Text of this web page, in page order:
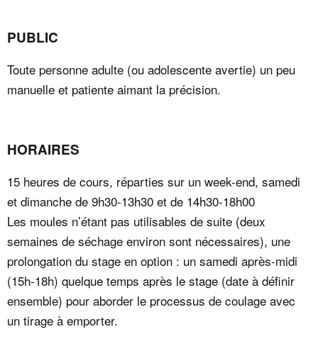
PUBLIC
Toute personne adulte (ou adolescente avertie) un peu
manuelle et patiente aimant la précision.
HORAIRES
15 heures de cours, réparties sur un week-end, samedi
et dimanche de 9h30-13h30 et de 14h30-18h00
Les moules n’étant pas utilisables de suite (deux
semaines de séchage environ sont nécessaires), une
prolongation du stage en option : un samedi après-midi
(15h-18h) quelque temps après le stage (date à définir
ensemble) pour aborder le processus de coulage avec
un tirage à emporter.